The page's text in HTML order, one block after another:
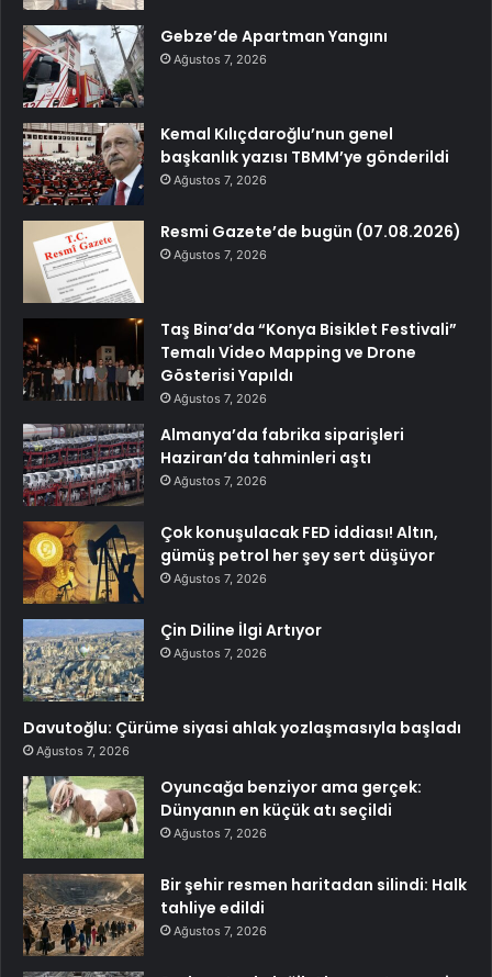
Gebze’de Apartman Yangını
Ağustos 7, 2026
Kemal Kılıçdaroğlu’nun genel
başkanlık yazısı TBMM’ye gönderildi
Ağustos 7, 2026
Resmi Gazete’de bugün (07.08.2026)
Ağustos 7, 2026
Taş Bina’da “Konya Bisiklet Festivali”
Temalı Video Mapping ve Drone
Gösterisi Yapıldı
Ağustos 7, 2026
Almanya’da fabrika siparişleri
Haziran’da tahminleri aştı
Ağustos 7, 2026
Çok konuşulacak FED iddiası! Altın,
gümüş petrol her şey sert düşüyor
Ağustos 7, 2026
Çin Diline İlgi Artıyor
Ağustos 7, 2026
Davutoğlu: Çürüme siyasi ahlak yozlaşmasıyla başladı
Ağustos 7, 2026
Oyuncağa benziyor ama gerçek:
Dünyanın en küçük atı seçildi
Ağustos 7, 2026
Bir şehir resmen haritadan silindi: Halk
tahliye edildi
Ağustos 7, 2026